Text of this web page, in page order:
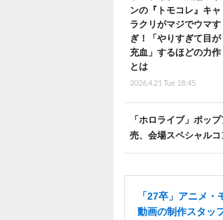
ンの『トモコレ』キャ
ラクリがマジでウマす
ぎ！「やりすぎて目が
充血」するほどの力作
とは
2026.4.21 Tue 18:45
「ホロライブ」ポッ
売、会場スペシャルコ
「27卒」アニメ
動画の制作スタッ